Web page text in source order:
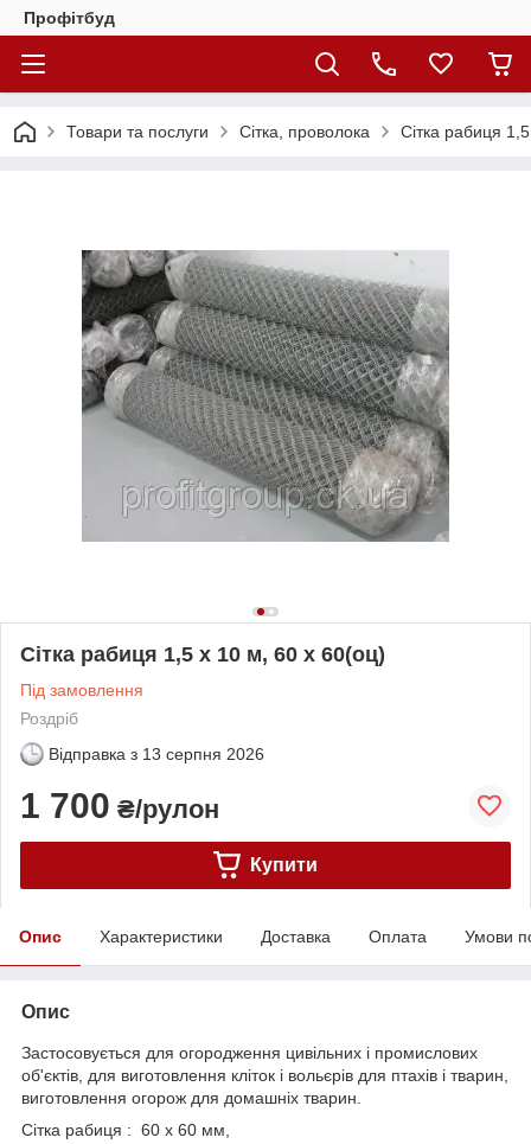
Профітбуд
Товари та послуги Сітка, проволока Сітка рабиця
Сітка рабиця 1,5 х 10 м, 60 х 60(оц)
Під замовлення
Роздріб
Відправка з 13 серпня 2026
1 700 ₴/рулон
Купити
Опис Характеристики Доставка Оплата Умови
Опис
Застосовується для огородження цивільних і промислових
об'єктів, для виготовлення кліток і вольєрів для птахів і тварин,
виготовлення огорож для домашніх тварин.
Сітка рабиця : 60 х 60 мм,